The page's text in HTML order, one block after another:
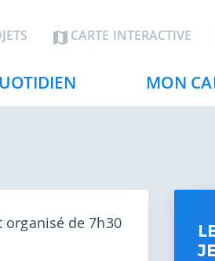
au
contenu
CARTE INTERACTIVE
MON
organisé de 7h30